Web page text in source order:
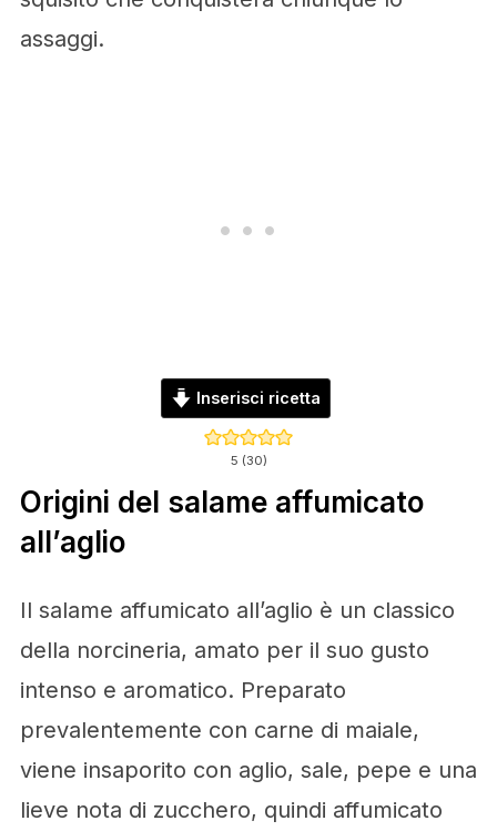
assaggi.
Inserisci ricetta
5 (30)
Origini del salame affumicato
all’aglio
Il salame affumicato all’aglio è un classico
della norcineria, amato per il suo gusto
intenso e aromatico. Preparato
prevalentemente con carne di maiale,
viene insaporito con aglio, sale, pepe e una
lieve nota di zucchero, quindi affumicato